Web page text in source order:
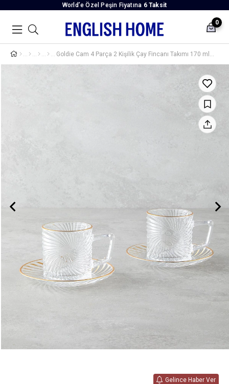
World’e Özel Peşin Fiyatına 6 Taksit
0
Goldie Cam 4 Parça 2 Kişilik Çay Fincanı Takımı 170 ml Gold
Gelince Haber Ver